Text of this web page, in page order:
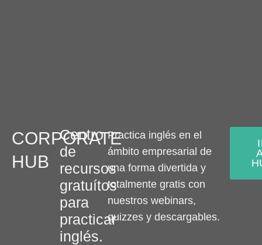
CORPORATE
HUB
Centro
de
recursos
gratuítos
para
practicar
inglés.
Practica inglés en el
ámbito empresarial de
una forma divertida y
totalmente gratis con
nuestros webinars,
quizzes y descargables.